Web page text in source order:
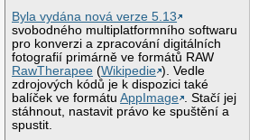
Byla vydána nová verze 5.13
svobodného multiplatformního softwaru
pro konverzi a zpracování digitálních
fotografií primárně ve formátů RAW
RawTherapee (Wikipedie ). Vedle
zdrojových kódů je k dispozici také
balíček ve formátuAppImage . Stačí jej
stáhnout, nastavit právo ke spuštění a
spustit.